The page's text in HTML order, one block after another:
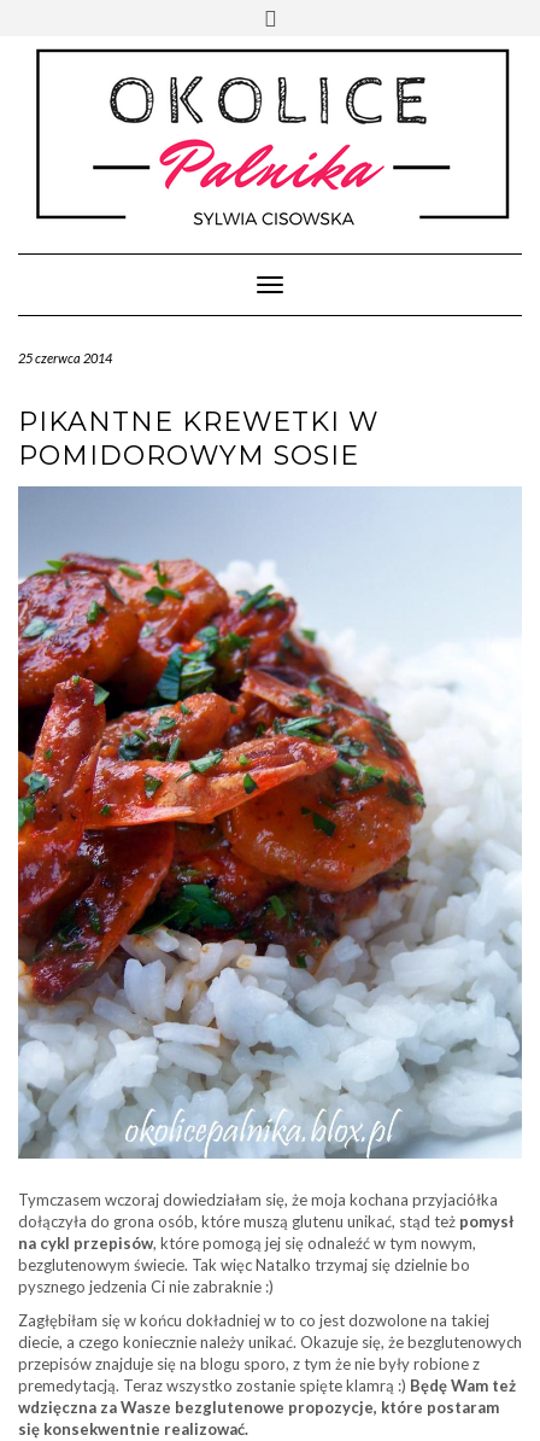
content
Toggle Navigation
25 czerwca 2014
PIKANTNE KREWETKI W
POMIDOROWYM SOSIE
Tymczasem wczoraj dowiedziałam się, że moja kochana przyjaciółka
dołączyła do grona osób, które muszą glutenu unikać, stąd też pomysł
na cykl przepisów, które pomogą jej się odnaleźć w tym nowym,
bezglutenowym świecie. Tak więc Natalko trzymaj się dzielnie bo
pysznego jedzenia Ci nie zabraknie :)
Zagłębiłam się w końcu dokładniej w to co jest dozwolone na takiej
diecie, a czego koniecznie należy unikać. Okazuje się, że bezglutenowych
przepisów znajduje się na blogu sporo, z tym że nie były robione z
premedytacją. Teraz wszystko zostanie spięte klamrą :) Będę Wam też
wdzięczna za Wasze bezglutenowe propozycje, które postaram
się konsekwentnie realizować.